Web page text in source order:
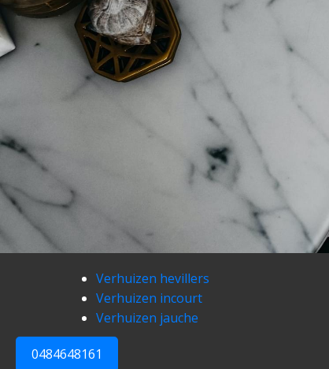
0484648161
Verhuizen hevillers
Verhuizen incourt
Verhuizen jauche